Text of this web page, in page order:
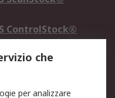
ControlStock®
che
per analizzare